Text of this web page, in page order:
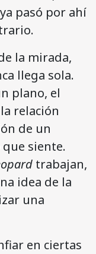
pasó por ahí
la mirada,
llega sola.
plano, el
relación
de un
siente.
trabajan,
idea de la
una
en ciertas